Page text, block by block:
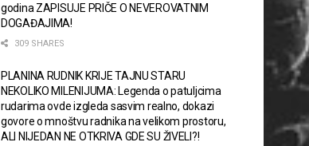
godina ZAPISUJE PRIČE O NEVEROVATNIM
DOGAĐAJIMA!
309 SHARES
PLANINA RUDNIK KRIJE TAJNU STARU
NEKOLIKO MILENIJUMA: Legenda o patuljcima
rudarima ovde izgleda sasvim realno, dokazi
govore o mnoštvu radnika na velikom prostoru,
ALI NIJEDAN NE OTKRIVA GDE SU ŽIVELI?!